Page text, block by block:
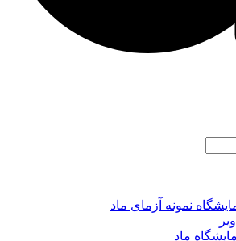
نمونه آزمای ماد
ماد